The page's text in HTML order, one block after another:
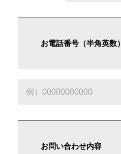
お電話番号（半角英数）
お問い合わせ内容